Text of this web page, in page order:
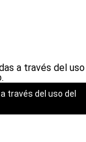
través del uso del